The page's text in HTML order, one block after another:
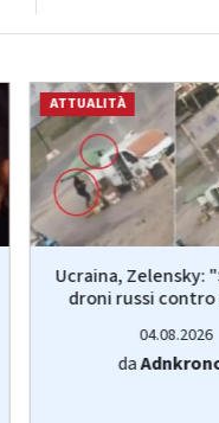
ATTUALITÀ
Ucraina, Zelensky:
droni russi contro
04.08.2026
da